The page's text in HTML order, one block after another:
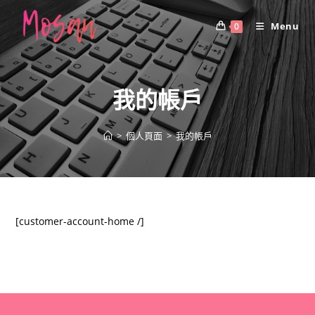
content
0 Menu
我的帳戶
> 個人頁面 > 我的帳戶
[customer-account-home /]